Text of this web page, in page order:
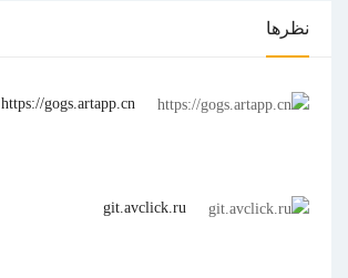
نظرها
https://gogs.artapp.cn
git.avclick.ru